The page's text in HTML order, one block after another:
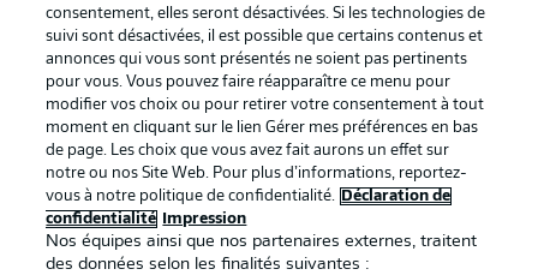
Mentions Légales Gérer mes préférences
Déclaration de
confidentialité
Diffuseurs
Travaux Contact
Impression Joueurs
consentement, elles seront désactivées. Si les technologies de
suivi sont désactivées, il est possible que certains contenus et
annonces qui vous sont présentés ne soient pas pertinents
pour vous. Vous pouvez faire réapparaître ce menu pour
modifier vos choix ou pour retirer votre consentement à tout
moment en cliquant sur le lien Gérer mes préférences en bas
de page. Les choix que vous avez fait aurons un effet sur
notre ou nos Site Web. Pour plus d’informations, reportez-
vous à notre politique de confidentialité.
Déclaration de
confidentialité
Impression
Nos équipes ainsi que nos partenaires externes, traitent
des données selon les finalités suivantes :